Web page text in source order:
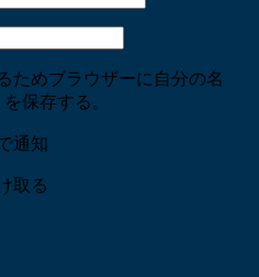
ためブラウザーに自分の名
保存する。
通知
取る